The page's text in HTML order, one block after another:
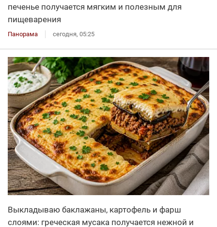
печенье получается мягким и полезным для
пищеварения
Панорама сегодня, 05:25
Выкладываю баклажаны, картофель и фарш
слоями: греческая мусака получается нежной и